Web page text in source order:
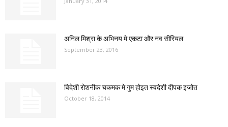
अनिल मिश्रा के अभिनय मे एकटा और नव सीरियल
September 23, 2016
विदेशी रोशनीक चकमक मे गुम होइत स्वदेशी दीपक इजोत
October 18, 2014